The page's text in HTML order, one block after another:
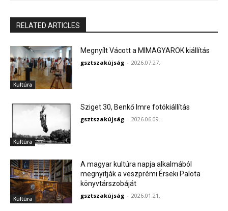
RELATED ARTICLES
Kultúra
Megnyílt Vácott a MIMAGYAROK kiállítás
gsztszakújság - 2026.07.27.
Kultúra
Sziget 30, Benkő Imre fotókiállítás
gsztszakújság - 2026.06.09.
Kultúra
A magyar kultúra napja alkalmából
megnyitják a veszprémi Érseki Palota
könyvtárszobáját
gsztszakújság - 2026.01.21.